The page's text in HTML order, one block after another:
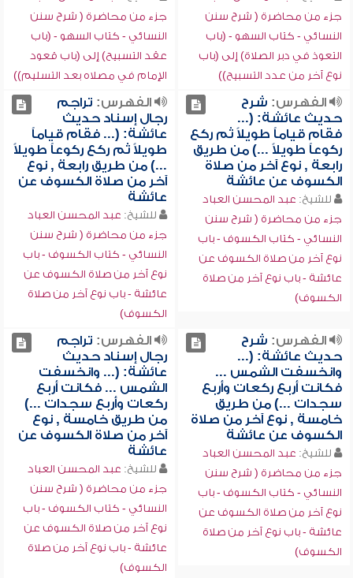
جزء من محاضرة ( شرح سنن
النسائي - كتاب السهو - (باب
التعوذ في دبر الصلاة) إلى (باب
نوع آخر من عدد التسبيح))
جزء من محاضرة ( شرح سنن
النسائي - كتاب السهو - (باب
عقد التسبيح) إلى (باب قعود
الإمام في مصلاه بعد التسليم))
الفهرس: شرح
حديث عائشة: (...
فقام قياماً طويلاً ثم ركع
ركوعاً طويلاً ...) من طريق
رابعة , نوع آخر من صلاة
الكسوف عن عائشة
للشيخ: عبد المحسن العباد
جزء من محاضرة ( شرح سنن
النسائي - كتاب الكسوف - باب
نوع آخر من صلاة الكسوف عن
عائشة - باب نوع آخر من صلاة
الكسوف)
الفهرس: تراجم
رجال إسناد حديث
عائشة: (... فقام قياماً
طويلاً ثم ركع ركوعاً طويلاً
...) من طريق رابعة , نوع
آخر من صلاة الكسوف عن
عائشة
للشيخ: عبد المحسن العباد
جزء من محاضرة ( شرح سنن
النسائي - كتاب الكسوف - باب
نوع آخر من صلاة الكسوف عن
عائشة - باب نوع آخر من صلاة
الكسوف)
الفهرس: شرح
حديث عائشة: (...
وانخسفت الشمس ...
فكانت أربع ركعات وأربع
سجدات ...) من طريق
خامسة , نوع آخر من صلاة
الكسوف عن عائشة
للشيخ: عبد المحسن العباد
جزء من محاضرة ( شرح سنن
النسائي - كتاب الكسوف - باب
نوع آخر من صلاة الكسوف عن
عائشة - باب نوع آخر من صلاة
الكسوف)
الفهرس: تراجم
رجال إسناد حديث
عائشة: (... وانخسفت
الشمس ... فكانت أربع
ركعات وأربع سجدات ...)
من طريق خامسة , نوع
آخر من صلاة الكسوف عن
عائشة
للشيخ: عبد المحسن العباد
جزء من محاضرة ( شرح سنن
النسائي - كتاب الكسوف - باب
نوع آخر من صلاة الكسوف عن
عائشة - باب نوع آخر من صلاة
الكسوف)